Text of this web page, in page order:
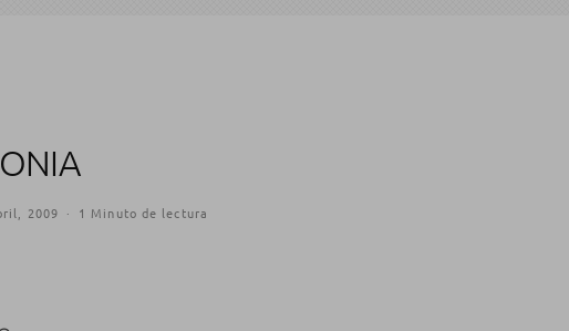
2009 · 1 Minuto de lectura